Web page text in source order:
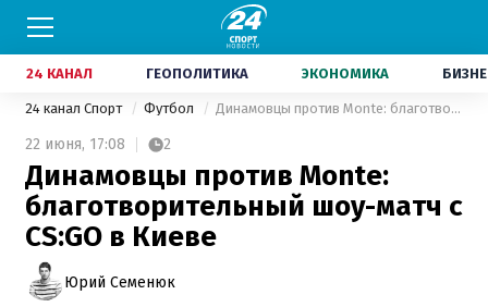
24 КАНАЛ ГЕОПОЛИТИКА ЭКОНОМИКА
24 канал Спорт Футбол Динамовцы против Monte: благотворительный шoу-матч с CS:GO в Киеве
22 июня, 17:08 2
Динамовцы против Monte:
благотворительный шoу-матч с
CS:GO в Киеве
Юрий Семенюк